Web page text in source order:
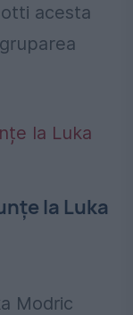
acesta
la Luka
Modric